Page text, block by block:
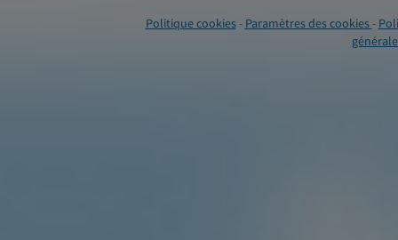
Politique cookies- Paramètres des cookies-